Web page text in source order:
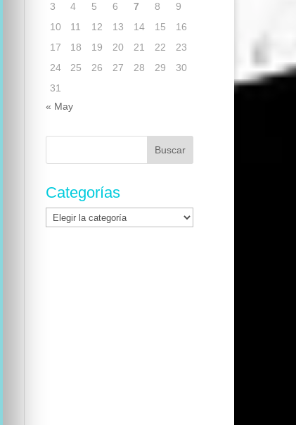
3
4 5 6 7 8
9
10
11 12 13 14 15
16
17
18 19 20 21 22
23
24
25 26 27 28 29
30
31
« May
Buscar:
Categorías
Categorías